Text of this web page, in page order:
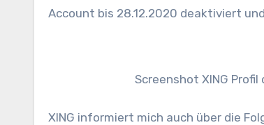
Account bis 28.12.2020 deaktiviert
Screenshot XING
XING informiert mich auch über die